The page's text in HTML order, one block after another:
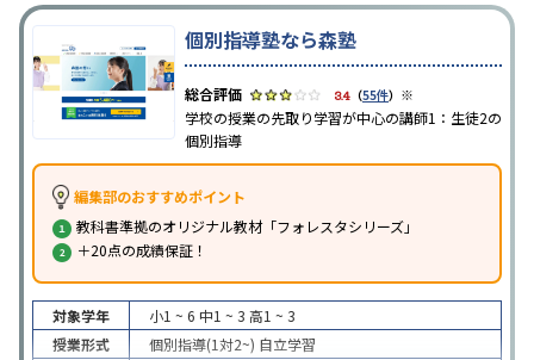
個別指導塾なら森塾
3.4 （55件） ※
学校の授業の先取り学習が中心の講師1：生徒2の
個別指導
編集部のおすすめポイント
教科書準拠のオリジナル教材「フォレスタシリーズ」
＋20点の成績保証！
対象学年 小1 ~ 6 中1 ~ 3 高1 ~ 3
授業形式
個別指導(1対2~) 自立学習